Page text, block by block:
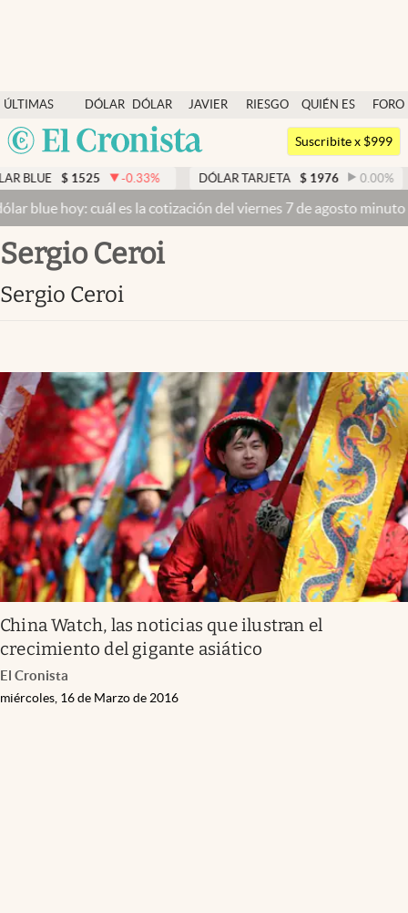
ÚLTIMAS
NOTICIAS
DÓLAR
DÓLAR
BLUE
JAVIER
RIESGO
QUIÉN ES
QUIÉN
FORO
Argentina
México
Dólar
Members
Economía y Política
Finanzas y Mercados
Mercados Online
Apertura
Infotechnology
Clase
Clima
Mundial 2026
Eventos Corporativos
El Cronista Studio
Mediakit
abre en nueva pestaña
Argentina
Suscribite x $999
BLUE $ 1525 -0.33% DÓLAR TARJETA $ 1976 0.00%
blue hoy: cuál es la cotización del viernes 7 de agosto minuto
Sergio Ceroi
Sergio Ceroi
China Watch, las noticias que ilustran el
crecimiento del gigante asiático
El Cronista
miércoles, 16 de Marzo de 2016